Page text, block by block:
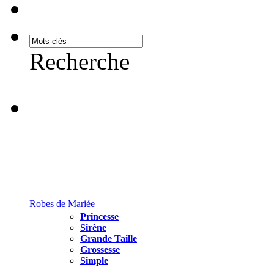
Recherche
Robes de Mariée
Princesse
Sirène
Grande Taille
Grossesse
Simple